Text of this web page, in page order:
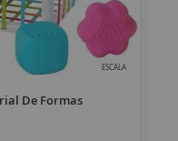
ESCALA
De Formas